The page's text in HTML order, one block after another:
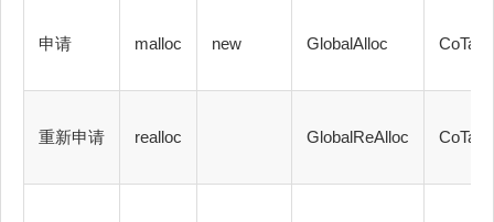
申请 malloc new GlobalAlloc
重新申请 realloc GlobalReAlloc